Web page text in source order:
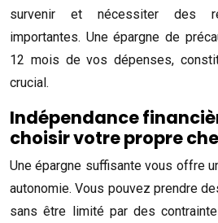
survenir et nécessiter des
importantes. Une épargne de
12 mois de vos dépenses,
crucial.
Indépendance
choisir votre propre
Une épargne suffisante vous offre
autonomie. Vous pouvez prendre
sans être limité par des